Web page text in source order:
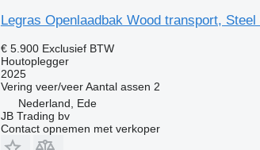
Legras Openlaadbak Wood transport,
€ 5.900 Exclusief BTW
Houtoplegger
2025
Vering veer/veer Aantal assen 2
Nederland, Ede
JB Trading bv
Contact opnemen met verkoper